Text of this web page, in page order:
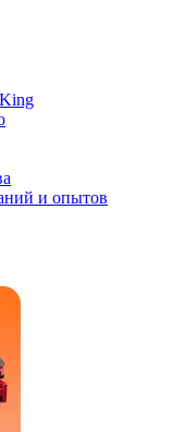
и опытов